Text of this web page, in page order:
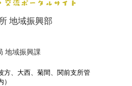
地域振興部
地域振興課
方、大西、菊間、関前支所管
）